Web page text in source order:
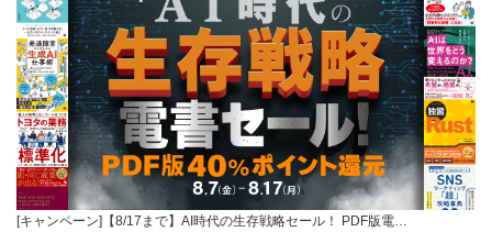
[キャンペーン]【8/17まで】AI時代の生存戦略セール！ PDF版電…